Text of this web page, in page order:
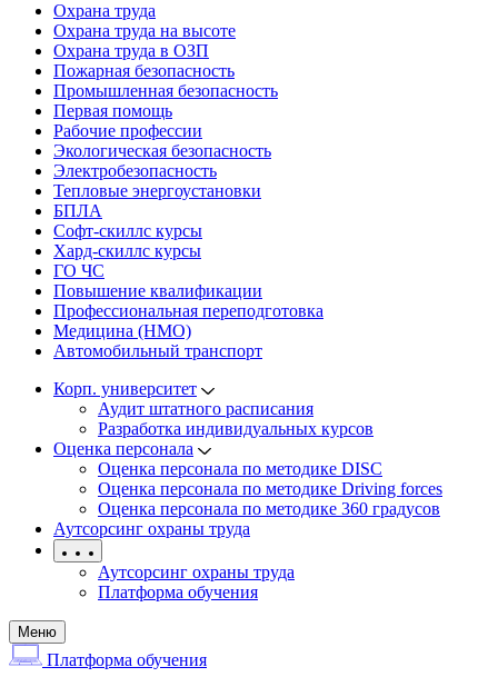
Охрана труда
Охрана труда на высоте
Охрана труда в ОЗП
Пожарная безопасность
Промышленная безопасность
Первая помощь
Рабочие профессии
Экологическая безопасность
Электробезопасность
Тепловые энергоустановки
БПЛА
Софт-скиллс курсы
Хард-скиллс курсы
ГО ЧС
Повышение квалификации
Профессиональная переподготовка
Медицина (НМО)
Автомобильный транспорт
Корп. университет
Аудит штатного расписания
Разработка индивидуальных курсов
Оценка персонала
Оценка персонала по методике DISC
Оценка персонала по методике Driving forces
Оценка персонала по методике 360 градусов
Аутсорсинг охраны труда
Аутсорсинг охраны труда
Платформа обучения
Меню
Платформа обучения